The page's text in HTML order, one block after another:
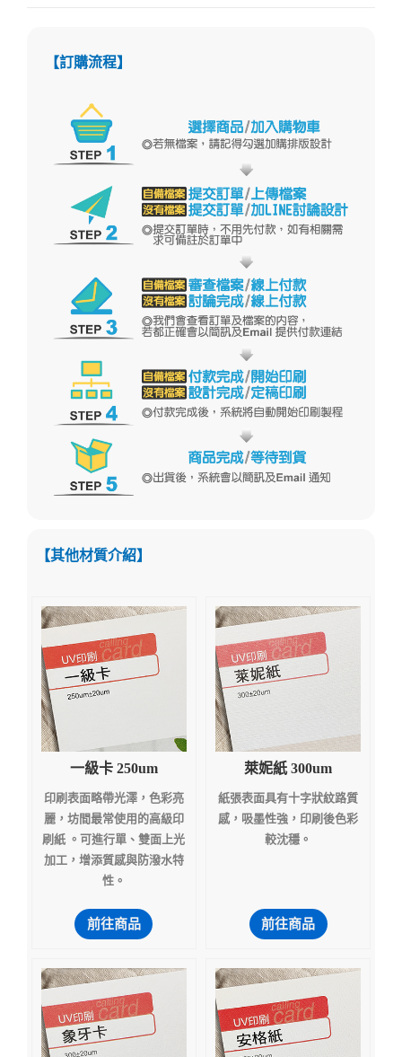
【訂購流程】
【其他材質介紹】
一級卡 250um
印刷表面略帶光澤，色彩亮
麗，坊間最常使用的高級印
刷紙 。可進行單、雙面上光
加工，增添質感與防潑水特
性。
前往商品
萊妮紙 300um
紙張表面具有十字狀紋路質
感，吸墨性強，印刷後色彩
較沈穩。
前往商品